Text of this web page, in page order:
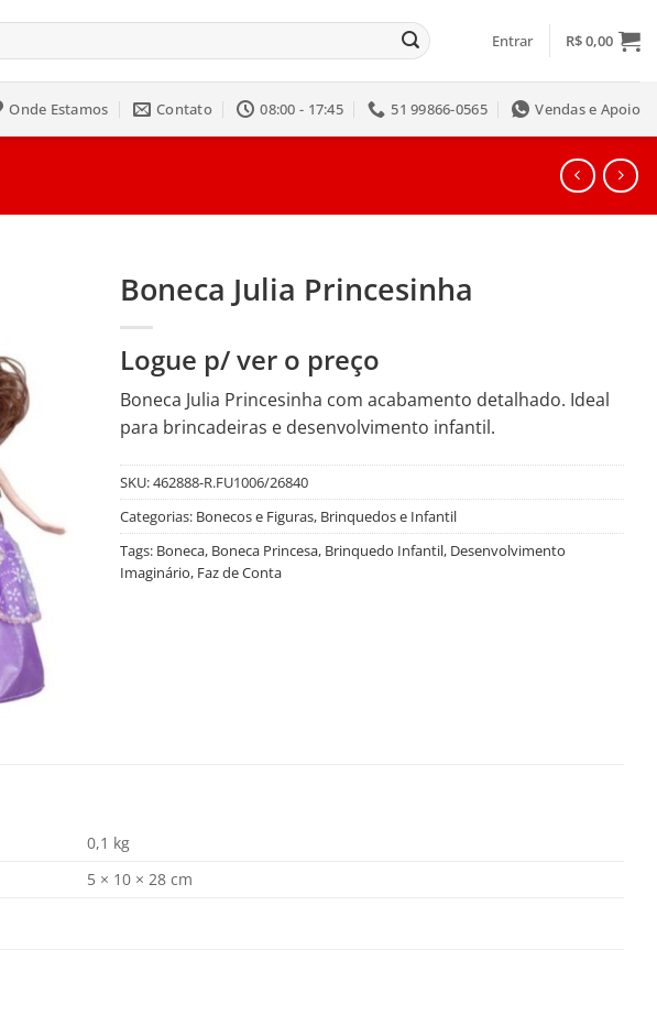
Entrar R$0,00
Onde Estamos Contato 08:00 - 17:45 51 99866-0565 Vendas e Apoio
Boneca Julia Princesinha
Logue p/ ver o preço
Boneca Julia Princesinha com acabamento detalhado. Ideal
para brincadeiras e desenvolvimento infantil.
SKU:462888-R.FU1006/26840
Categorias: Bonecos e Figuras, Brinquedos e Infantil
Tags: Boneca, Boneca Princesa, Brinquedo Infantil, Desenvolvimento
Imaginário, Faz de Conta
0,1 kg
5 × 10 × 28 cm